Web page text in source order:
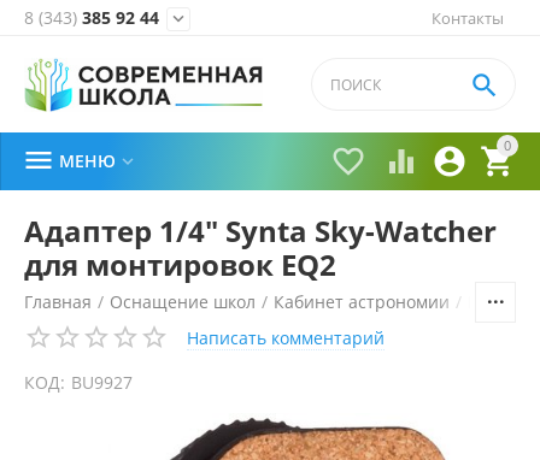
Контакты
8 (343) 385 92 44 
0


 

 МЕНЮ 
Адаптер 1/4" Synta Sky-Watcher
для монтировок EQ2
Главная / Оснащение школ / Кабинет астрономии /
Написать комментарий
КОД: BU9927